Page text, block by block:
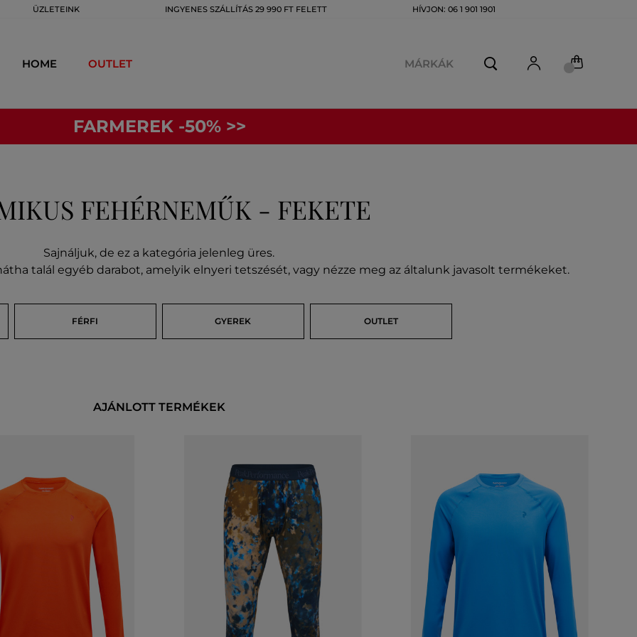
ÜZLETEINK INGYENES SZÁLLÍTÁS 29 990 FT FELETT HÍVJON: 06 1 901 1901
HOME OUTLET MÁRKÁK
FARMEREK -50% >>
FEHÉRNEMŰK - FEKETE
Sajnáljuk, de ez a kategória jelenleg üres.
talál egyéb darabot, amelyik elnyeri tetszését, vagy nézze meg az általunk javasolt termékeket.
FÉRFI GYEREK OUTLET
AJÁNLOTT TERMÉKEK